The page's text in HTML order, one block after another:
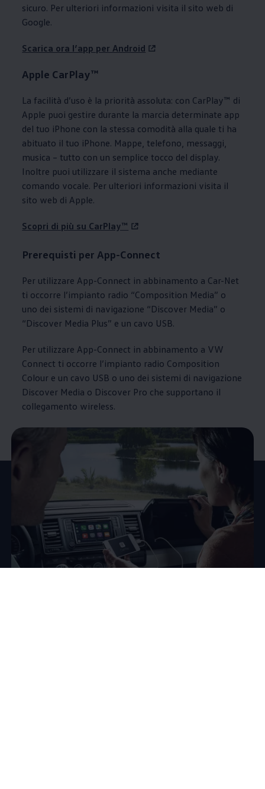
sicuro. Per ulteriori informazioni visita il sito web di
Google.
Scarica ora l’app per Android
Apple CarPlay™
La facilità d’uso è la priorità assoluta: con CarPlay™ di
Apple puoi gestire durante la marcia determinate app
del tuo iPhone con la stessa comodità alla quale ti ha
abituato il tuo iPhone. Mappe, telefono, messaggi,
musica – tutto con un semplice tocco del display.
Inoltre puoi utilizzare il sistema anche mediante
comando vocale. Per ulteriori informazioni visita il
sito web di Apple.
Scopri di più su CarPlay™
Prerequisti per App-Connect
Per utilizzare App-Connect in abbinamento a Car-Net
ti occorre l’impianto radio “Composition Media” o
uno dei sistemi di navigazione “Discover Media” o
“Discover Media Plus” e un cavo USB.
Per utilizzare App-Connect in abbinamento a VW
Connect ti occorre l’impianto radio Composition
Colour e un cavo USB o uno dei sistemi di navigazione
Discover Media o Discover Pro che supportano il
collegamento wireless.